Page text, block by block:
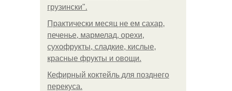
грузински".
Практически месяц не ем сахар,
печенье, мармелад, орехи,
сухофрукты, сладкие, кислые,
красные фрукты и овощи.
Кефирный коктейль для позднего
перекуса.